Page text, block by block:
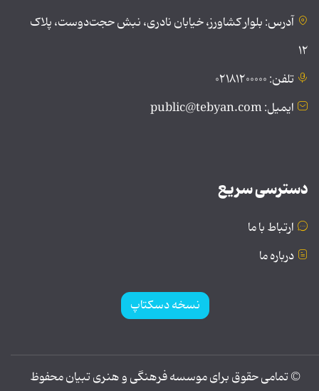
آدرس: بلوار کشاورز، خیابان نادری، نبش حجت‌دوست، پلاک
۱۲
تلفن: ۰۲۱۸۱۲۰۰۰۰۰
ایمیل: public@tebyan.com
دسترسی سریع
ارتباط با ما
درباره ما
نسخه دسکتاپ
© تمامی حقوق برای موسسه فرهنگی و هنری تبیان محفوظ